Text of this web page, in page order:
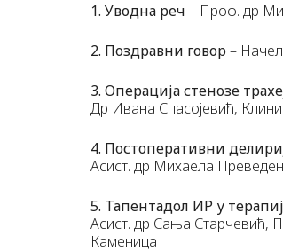
1. Уводна реч – Проф. др
2. Поздравни говор–
3. Операција стенозе
Др Ивана Спасојевић,
4. Постоперативни
Асист. др Михаела
5. Тапентадол ИР у
Асист. др Сања Старчевић,
Каменица